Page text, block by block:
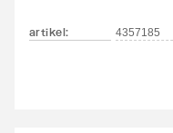
artikel: 4357185